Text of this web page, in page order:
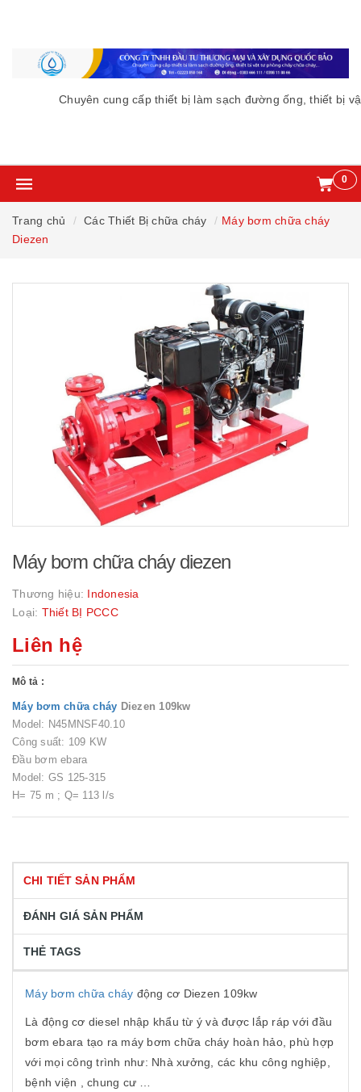
Chuyên cung cấp thiết bị làm sạch đường ống, thiết bị
0
Trang chủ Các Thiết Bị chữa cháy
Máy bơm chữa cháy
Diezen
Máy bơm chữa cháy diezen
Thương hiệu: Indonesia
Loại: Thiết BỊ PCCC
Liên hệ
Mô tả :
Máy bơm chữa cháy Diezen 109kw
Model: N45MNSF40.10
Công suất: 109 KW
Đầu bơm ebara
Model: GS 125-315
H= 75 m ; Q= 113 l/s
CHI TIẾT SẢN PHẨM
ĐÁNH GIÁ SẢN PHẨM
THẺ TAGS
Máy bơm chữa cháy động cơ Diezen 109kw
Là động cơ diesel nhập khẩu từ ý và được lắp ráp với đầu
bơm ebara tạo ra máy bơm chữa cháy hoàn hảo, phù hợp
với mọi công trình như: Nhà xưởng, các khu công nghiệp,
bệnh viện , chung cư …